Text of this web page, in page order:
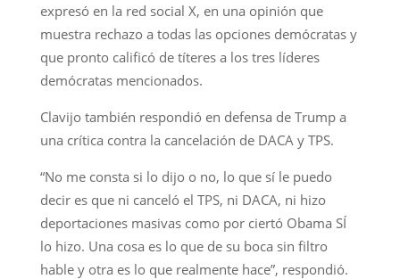
expresó en la red social X, en una opinión que
muestra rechazo a todas las opciones demócratas y
que pronto calificó de títeres a los tres líderes
demócratas mencionados.
Clavijo también respondió en defensa de Trump a
una crítica contra la cancelación de DACA y TPS.
“No me consta si lo dijo o no, lo que sí le puedo
decir es que ni canceló el TPS, ni DACA, ni hizo
deportaciones masivas como por ciertó Obama SÍ
lo hizo. Una cosa es lo que de su boca sin filtro
hable y otra es lo que realmente hace”, respondió.